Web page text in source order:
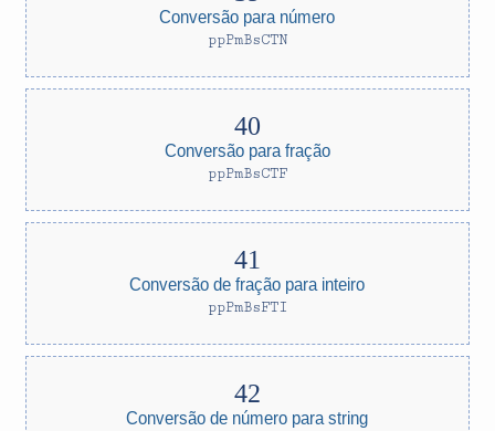
Conversão para número
ppPmBsCTN
Conversão para fração
ppPmBsCTF
Conversão de fração para inteiro
ppPmBsFTI
Conversão de número para string